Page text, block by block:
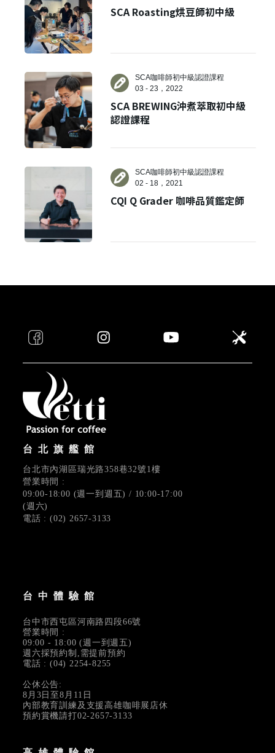
SCA Roasting烘豆師初中級
SCA咖啡師初中級認證課程
03 - 23，2022
SCA BREWING沖煮萃取初中級
認證課程
SCA咖啡師初中級認證課程
02 - 18，2021
CQI Q Grader 咖啡品質鑑定師
台北旗艦館
台北市內湖區瑞光路358巷32號1樓
營業時間 :
09:00-18:00 (週一到週五) / 10:00-17:00
(週六)
電話 : (02) 2657-3133
台中體驗館
台中市西屯區河南路四段66號
營業時間 :
09:00 - 18:00 (週一到週五)
週六採預約制,需提前預約
電話 : (04) 2254-8255
公休公告:
8月3日至8月11日
內部教育訓練及支援高雄咖啡展店休
預約賞機請打02-2657-3133